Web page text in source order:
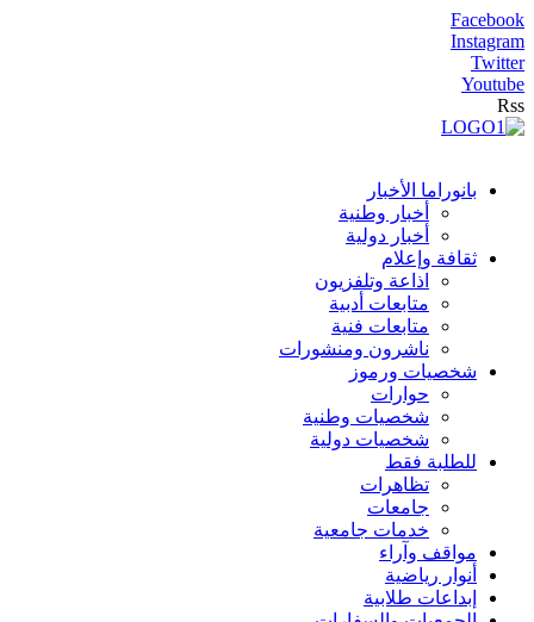
Facebook
Instagram
Twitter
Youtube
Rss
بانوراما الأخبار
أخبار وطنية
أخبار دولية
ثقافة وإعلام
اذاعة وتلفزيون
متابعات أدبية
متابعات فنية
ناشرون ومنشورات
شخصيات ورموز
حوارات
شخصيات وطنية
شخصيات دولية
للطلبة فقط
تظاهرات
جامعات
خدمات جامعية
مواقف وآراء
أنوار رياضية
إبداعات طلابية